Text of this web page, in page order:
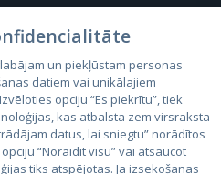
un piekļūstam personas
datiem vai unikālajiem
opciju “Es piekrītu”, tiek
kas atbalsta zem virsraksta
datus, lai sniegtu” norādītos
“Noraidīt visu” vai atsaucot
tiks atspējotas. Ja izsekošanas